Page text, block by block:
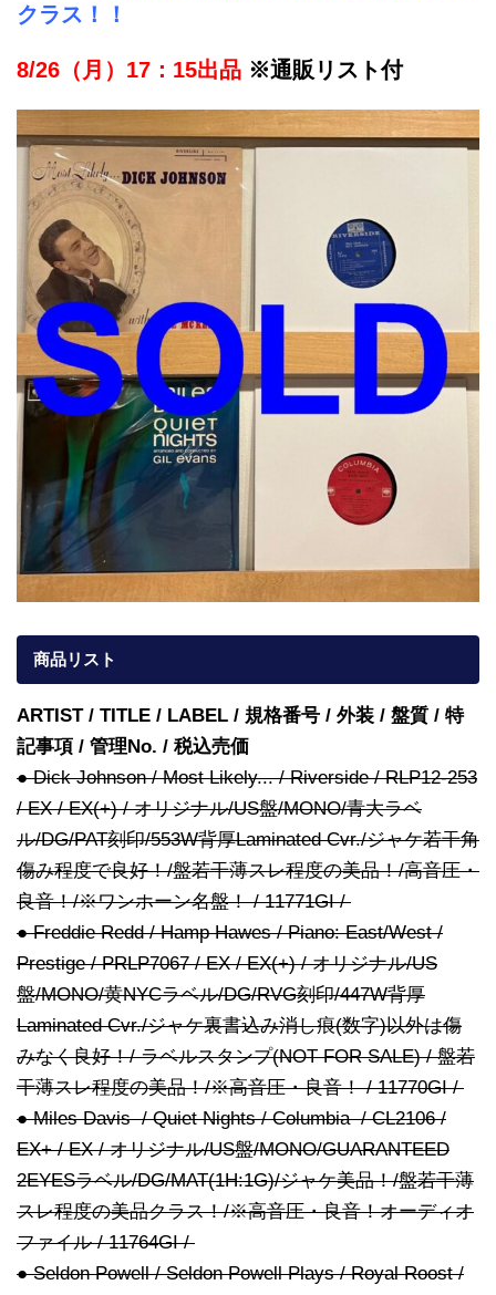
クラス！！
8/26（月）17：15出品 ※通販リスト付
商品リスト
ARTIST / TITLE / LABEL / 規格番号 / 外装 / 盤質 / 特
記事項 / 管理No. / 税込売価
● Dick Johnson / Most Likely... / Riverside / RLP12-253
/ EX / EX(+) / オリジナル/US盤/MONO/青大ラベ
ル/DG/PAT刻印/553W背厚Laminated Cvr./ジャケ若干角
傷み程度で良好！/盤若干薄スレ程度の美品！/高音圧・
良音！/※ワンホーン名盤！ / 11771GI /
● Freddie Redd / Hamp Hawes / Piano: East/West /
Prestige / PRLP7067 / EX / EX(+) / オリジナル/US
盤/MONO/黄NYCラベル/DG/RVG刻印/447W背厚
Laminated Cvr./ジャケ裏書込み消し痕(数字)以外は傷
みなく良好！/ ラベルスタンプ(NOT FOR SALE) / 盤若
干薄スレ程度の美品！/※高音圧・良音！ / 11770GI /
● Miles Davis / Quiet Nights / Columbia / CL2106 /
EX+ / EX / オリジナル/US盤/MONO/GUARANTEED
2EYESラベル/DG/MAT(1H:1G)/ジャケ美品！/盤若干薄
スレ程度の美品クラス！/※高音圧・良音！オーディオ
ファイル / 11764GI /
● Seldon Powell / Seldon Powell Plays / Royal Roost /